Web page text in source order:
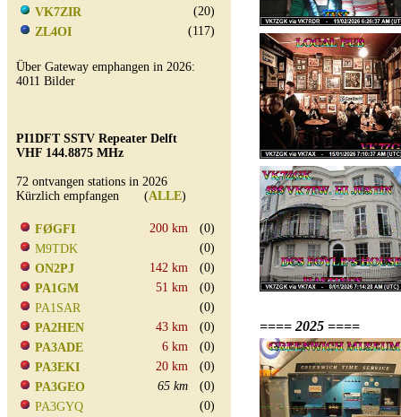
VK7ZIR
(20)
ZL4OI
(117)
Über Gateway emphangen in 2026:
4011 Bilder
PI1DFT SSTV Repeater Delft
VHF 144.8875 MHz
72 ontvangen stations in 2026
Kürzlich empfangen (ALLE)
FØGFI 200 km
(0)
M9TDK
(0)
ON2PJ
142 km
(0)
PA1GM
51 km
(0)
PA1SAR
(0)
PA2HEN
43 km
(0)
PA3ADE
6 km
(0)
PA3EKI
20 km
(0)
PA3GEO
65 km
(0)
PA3GYQ
(0)
==== 2025 ====